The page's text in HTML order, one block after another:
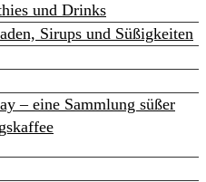
und Drinks
Sirups und Süßigkeiten
– eine Sammlung süßer